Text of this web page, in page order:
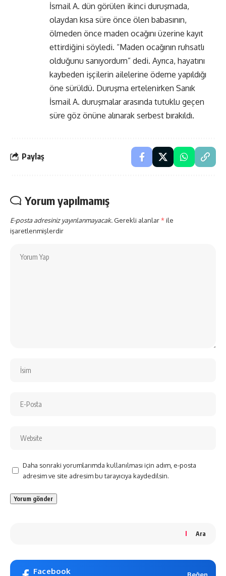
İsmail A. dün görülen ikinci duruşmada,
olaydan kısa süre önce ölen babasının,
ölmeden önce maden ocağını üzerine kayıt
ettirdiğini söyledi. “Maden ocağının ruhsatlı
olduğunu sanıyordum” dedi. Ayrıca, hayatını
kaybeden işçilerin ailelerine ödeme yapıldığı
öne sürüldü. Duruşma ertelenirken Sanık
İsmail A. duruşmalar arasında tutuklu geçen
süre göz önüne alınarak serbest bırakıldı.
Paylaş
Yorum yapılmamış
E-posta adresiniz yayınlanmayacak. Gerekli alanlar*ile
işaretlenmişlerdir
Daha sonraki yorumlarımda kullanılması için adım, e-posta
adresim ve site adresim bu tarayıcıya kaydedilsin.
Ara
Facebook Beğen